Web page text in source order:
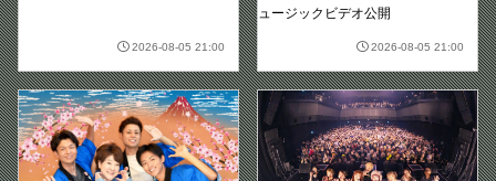
2026-08-05 21:00
ュージックビデオ公開
2026-08-05 21:00